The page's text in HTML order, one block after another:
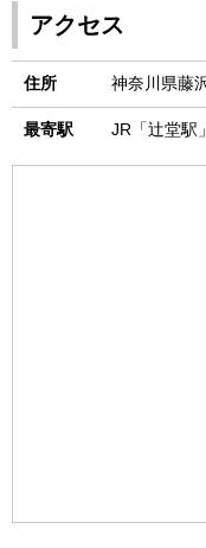
アクセス
住所 神奈川県藤
最寄駅 JR「辻堂駅